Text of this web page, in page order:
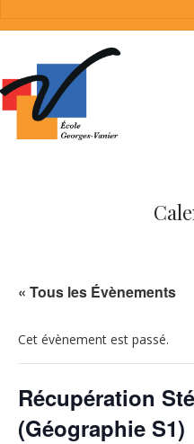
« Tous les Évènements
Cet évènement est passé.
Récupération
(Géographie S1)